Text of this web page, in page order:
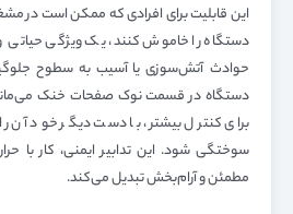
این قابلیت برای افرادی که ممکن است در
دستگاه را خاموش کنند، یک ویژگی حیاتی
حوادث آتش‌سوزی یا آسیب به سطوح
برای کنترل بیشتر، با دست دیگر خود آن
مطمئن و آرام‌بخش تبدیل می‌کند.